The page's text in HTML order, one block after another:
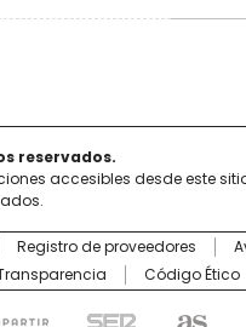
reservados.
accesibles desde este
Registro de proveedores
Código Ético